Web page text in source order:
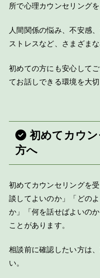
所で心理カウンセリング
人間関係の悩み、不安感
ストレスなど、さまざま
初めての方にも安心して
てお話しできる環境を大切
初めてカウ
方へ
初めてカウンセリングを
談してよいのか」「どの
か」「何を話せばよいの
ことがあります。
相談前に確認したい方は
い。